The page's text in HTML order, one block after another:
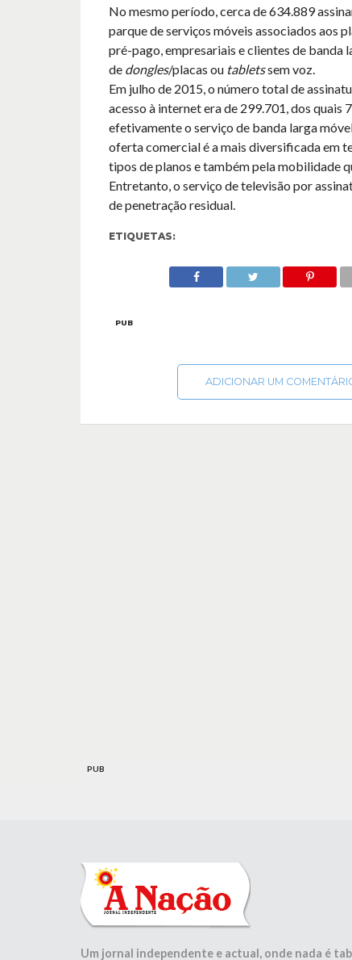
No mesmo período, cerca de 634.889
parque de serviços móveis associados aos
pré-pago, empresariais e clientes de banda
de dongles/placas ou tabletssem voz.
Em julho de 2015, o número total de
acesso à internet era de 299.701, dos quais
efetivamente o serviço de banda larga
oferta comercial é a mais diversificada em
tipos de planos e também pela mobilidade
Entretanto, o serviço de televisão por
de penetração residual.
ETIQUETAS:
PUB
ADICIONAR UM
PUB
Um jornal independente e actual, onde nada é